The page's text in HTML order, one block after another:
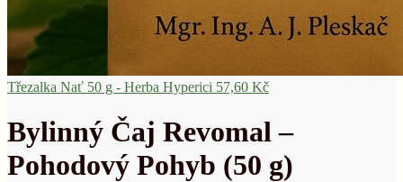
Třezalka Nať 50 g - Herba Hyperici 57,60 Kč
Bylinný Čaj Revomal –
Pohodový Pohyb (50 g)